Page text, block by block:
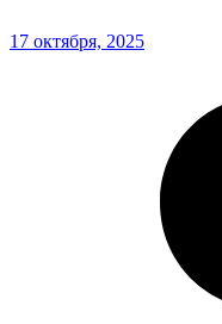
17 октября, 2025